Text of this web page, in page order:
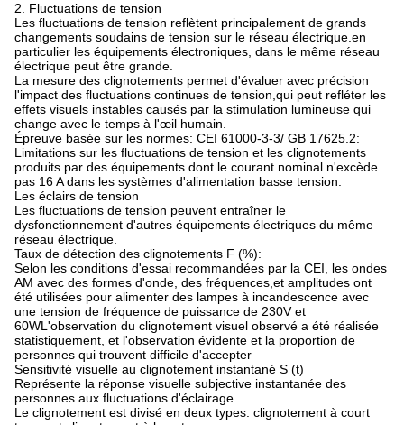
2. Fluctuations de tension
Les fluctuations de tension reflètent principalement de grands
changements soudains de tension sur le réseau électrique.en
particulier les équipements électroniques, dans le même réseau
électrique peut être grande.
La mesure des clignotements permet d'évaluer avec précision
l'impact des fluctuations continues de tension,qui peut refléter les
effets visuels instables causés par la stimulation lumineuse qui
change avec le temps à l'œil humain.
Épreuve basée sur les normes: CEI 61000-3-3/ GB 17625.2:
Limitations sur les fluctuations de tension et les clignotements
produits par des équipements dont le courant nominal n'excède
pas 16 A dans les systèmes d'alimentation basse tension.
Les éclairs de tension
Les fluctuations de tension peuvent entraîner le
dysfonctionnement d'autres équipements électriques du même
réseau électrique.
Taux de détection des clignotements F (%):
Selon les conditions d'essai recommandées par la CEI, les ondes
AM avec des formes d'onde, des fréquences,et amplitudes ont
été utilisées pour alimenter des lampes à incandescence avec
une tension de fréquence de puissance de 230V et
60WL'observation du clignotement visuel observé a été réalisée
statistiquement, et l'observation évidente et la proportion de
personnes qui trouvent difficile d'accepter
Sensitivité visuelle au clignotement instantané S (t)
Représente la réponse visuelle subjective instantanée des
personnes aux fluctuations d'éclairage.
Le clignotement est divisé en deux types: clignotement à court